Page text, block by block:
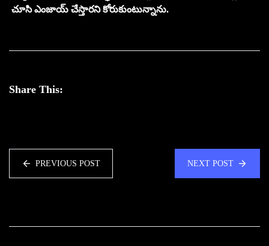
చూసి ఎంజాయ్ చేస్తారని కోరుకుంటున్నాను.
Share This:
PREVIOUS POST NEXT POST